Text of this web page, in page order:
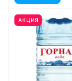
АКЦИЯ